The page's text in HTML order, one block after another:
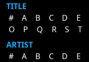
TITLE
#
A B C D E
O
P Q R S T
ARTIST
#
A B C D E